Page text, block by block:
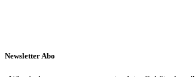
Newsletter Abo